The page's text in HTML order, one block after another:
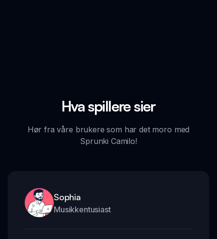
Hva spillere sier
Hør fra våre brukere som har det moro med
Sprunki Camilo!
Sophia
Musikkentusiast